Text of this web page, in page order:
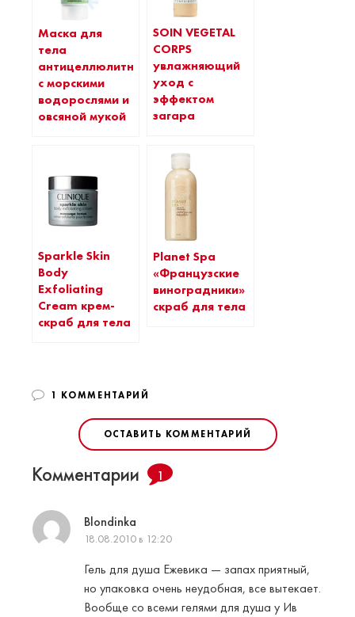
Маска для
тела
антицеллюлитная
с морскими
водорослями и
овсяной мукой
SOIN VEGETAL
CORPS
увлажняющий
уход с
эффектом
загара
Sparkle Skin
Body
Exfoliating
Cream крем-
скраб для тела
Planet Spa
«Французские
виноградники»
скраб для тела
1 КОММЕНТАРИЙ
ОСТАВИТЬ КОММЕНТАРИЙ
Комментарии 1
Blondinka
18.08.2010 в 12:20
Гель для душа Ежевика — запах приятный,
но упаковка очень неудобная, все вытекает.
Вообще со всеми гелями для душа у Ив